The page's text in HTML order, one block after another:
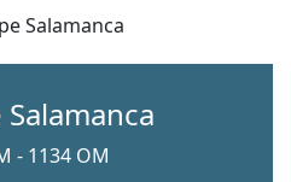
Salamanca
Salamanca
- 1134 OM